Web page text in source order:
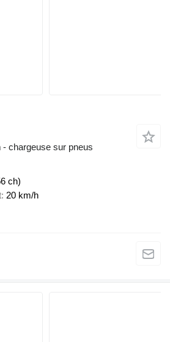
chargeuse sur pneus
ch)
20 km/h